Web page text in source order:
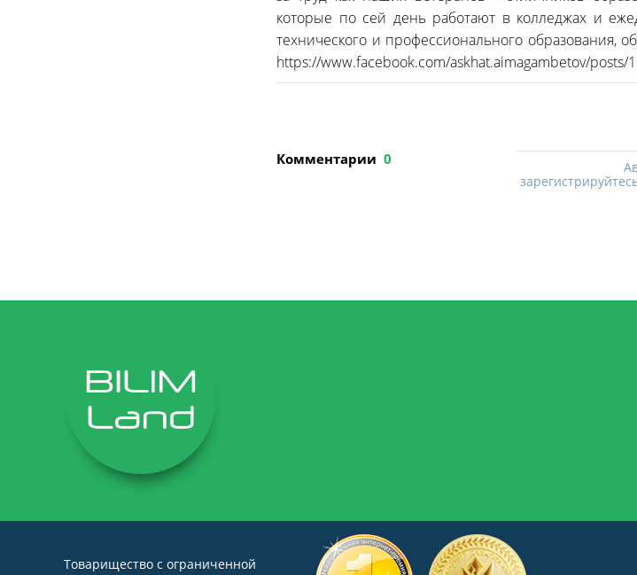
которые по сей день работают в колледжах и
технического и профессионального образования,
https://www.facebook.com/askhat.aimagambetov/posts/
Комментарии 0
Товарищество с ограниченной